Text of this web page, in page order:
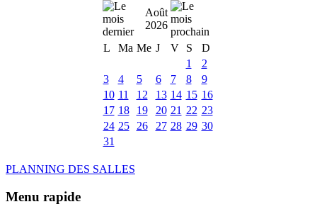
Août
2026
L
Ma Me J V S
D
1
2
3
4 5 6 7 8
9
10 11 12 13 14 15 16
17 18 19 20 21 22 23
24 25 26 27 28 29 30
31
PLANNING DES SALLES
Menu rapide